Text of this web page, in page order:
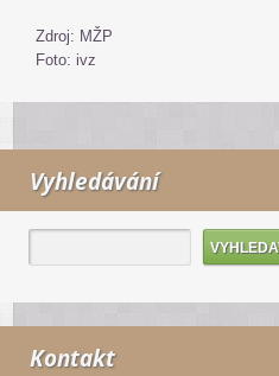
Zdroj: MŽP
Foto: ivz
Vyhledávání
Kontakt